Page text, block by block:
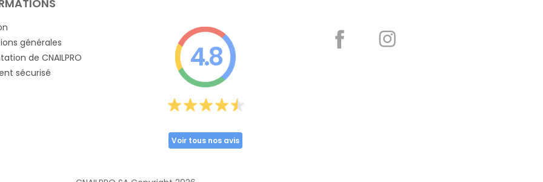
générales
de CNAILPRO
sécurisé
4.8
Voir tous nos avis